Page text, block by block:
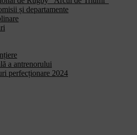
și departamente
a antrenorului
perfecționare 2024